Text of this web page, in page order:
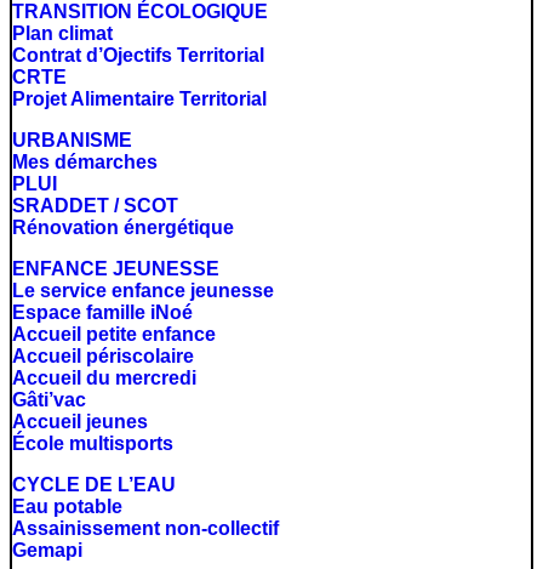
TRANSITION ÉCOLOGIQUE
Plan climat
Contrat d’Ojectifs Territorial
CRTE
Projet Alimentaire Territorial
URBANISME
Mes démarches
PLUI
SRADDET / SCOT
Rénovation énergétique
ENFANCE JEUNESSE
Le service enfance jeunesse
Espace famille iNoé
Accueil petite enfance
Accueil périscolaire
Accueil du mercredi
Gâti’vac
Accueil jeunes
École multisports
CYCLE DE L’EAU
Eau potable
Assainissement non-collectif
Gemapi